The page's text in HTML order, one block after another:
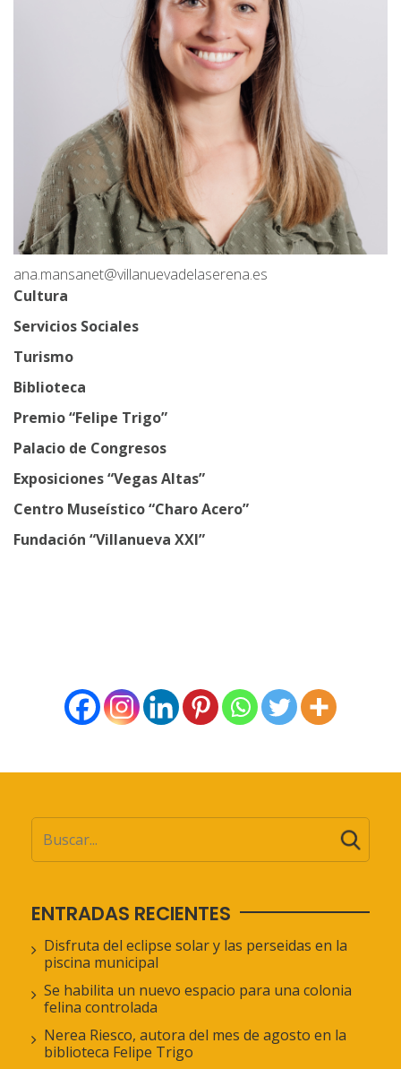
ana.mansanet@villanuevadelaserena.es
Cultura
Servicios Sociales
Turismo
Biblioteca
Premio “Felipe Trigo”
Palacio de Congresos
Exposiciones “Vegas Altas”
Centro Museístico “Charo Acero”
Fundación “Villanueva XXI”
ENTRADAS RECIENTES
Disfruta del eclipse solar y las perseidas en la
piscina municipal
Se habilita un nuevo espacio para una colonia
felina controlada
Nerea Riesco, autora del mes de agosto en la
biblioteca Felipe Trigo